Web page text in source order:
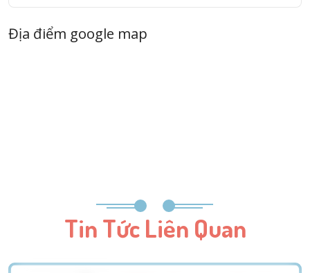
Địa điểm google map
Tin Tức Liên Quan